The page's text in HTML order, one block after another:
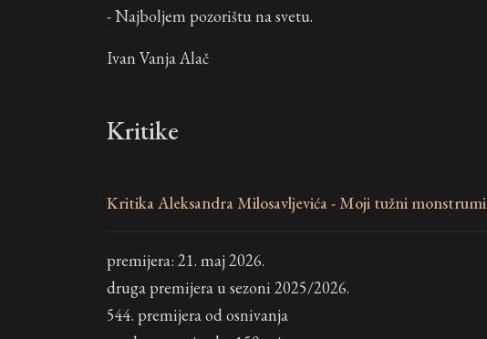
- Najboljem pozorištu na svetu.
Ivan Vanja Alač
Kritike
Kritika Aleksandra Milosavljevića - Moji tužni monstrumi
premijera: 21. maj 2026.
druga premijera u sezoni 2025/2026.
544. premijera od osnivanja